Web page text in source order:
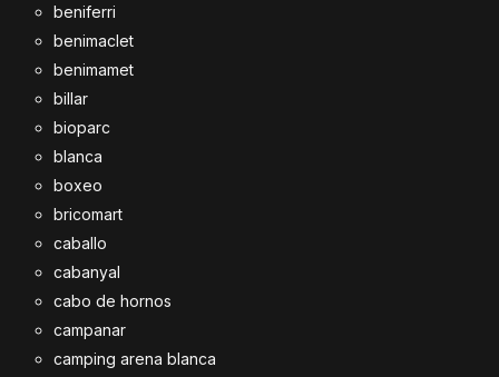
beniferri
benimaclet
benimamet
billar
bioparc
blanca
boxeo
bricomart
caballo
cabanyal
cabo de hornos
campanar
camping arena blanca